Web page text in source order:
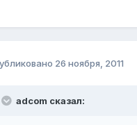
26 ноября, 2011
adcom сказал: